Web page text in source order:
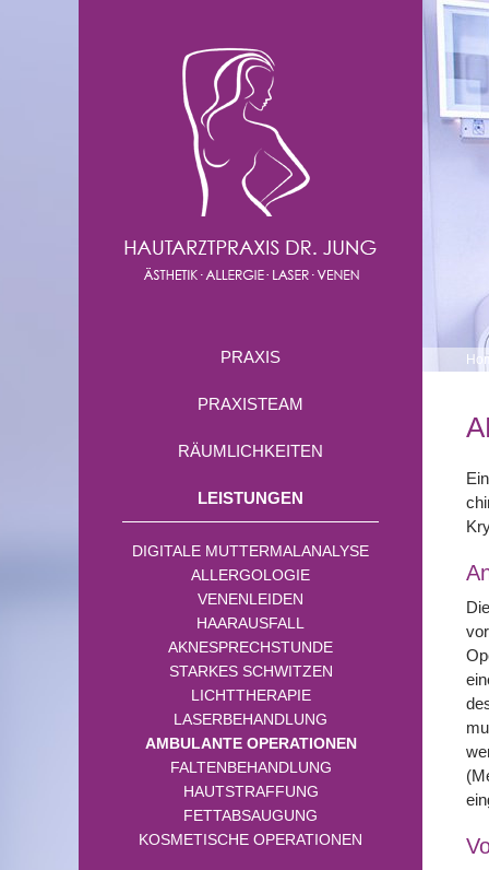
PRAXIS
PRAXISTEAM
RÄUMLICHKEITEN
LEISTUNGEN
DIGITALE MUTTERMALANALYSE
ALLERGOLOGIE
VENENLEIDEN
HAARAUSFALL
AKNESPRECHSTUNDE
STARKES SCHWITZEN
LICHTTHERAPIE
LASERBEHANDLUNG
AMBULANTE OPERATIONEN
FALTENBEHANDLUNG
HAUTSTRAFFUNG
FETTABSAUGUNG
KOSMETISCHE OPERATIONEN